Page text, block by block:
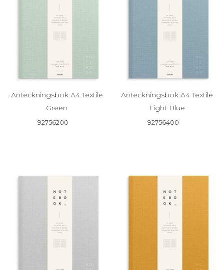
Anteckningsbok A4 Textile
Green
92756200
Anteckningsbok A4 Textile
Light Blue
92756400